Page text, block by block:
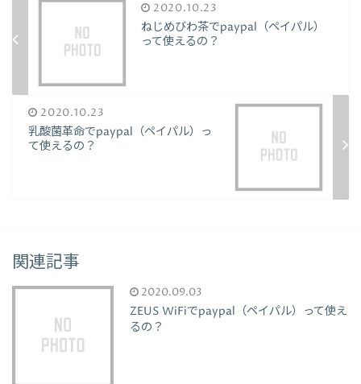
2020.10.23
ねじめびわ茶でpaypal（ペイパル）
って使えるの？
2020.10.23
乳酸菌革命でpaypal（ペイパル）っ
て使えるの？
関連記事
2020.09.03
ZEUS WiFiでpaypal（ペイパル）って使え
るの？